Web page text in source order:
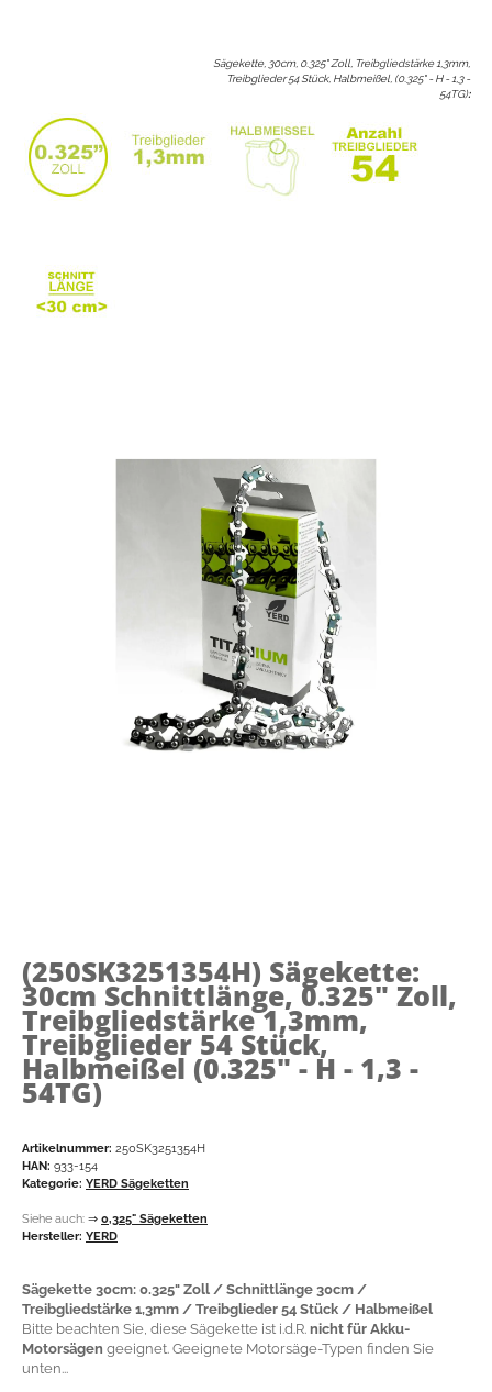
Sägekette, 30cm, 0.325" Zoll, Treibgliedstärke 1,3mm,
Treibglieder 54 Stück, Halbmeißel, (0.325" - H - 1,3 -
54TG):
(250SK3251354H) Sägekette:
30cm Schnittlänge, 0.325" Zoll,
Treibgliedstärke 1,3mm,
Treibglieder 54 Stück,
Halbmeißel (0.325" - H - 1,3 -
54TG)
Artikelnummer: 250SK3251354H
HAN: 933-154
Kategorie: YERD Sägeketten
Siehe auch: ⇒ 0,325" Sägeketten
Hersteller: YERD
Sägekette 30cm: 0.325" Zoll / Schnittlänge 30cm /
Treibgliedstärke 1,3mm / Treibglieder 54 Stück / Halbmeißel
Bitte beachten Sie, diese Sägekette ist i.d.R. nicht für Akku-
Motorsägen geeignet. Geeignete Motorsäge-Typen finden Sie
unten...